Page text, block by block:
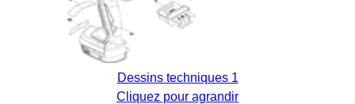
Dessins techniques 1
Cliquez pour agrandir